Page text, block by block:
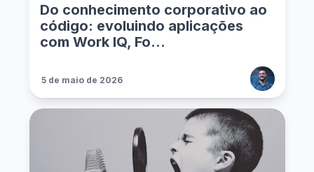
Do conhecimento corporativo ao
código: evoluindo aplicações
com Work IQ, Fo...
5 de maio de 2026